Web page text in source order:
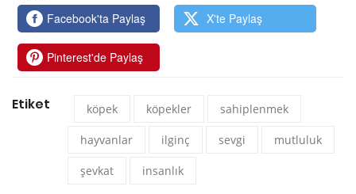
Facebook'ta Paylaş
X'te Paylaş
Pinterest'de Paylaş
Etiket köpek köpekler sahiplenmek
hayvanlar ilginç sevgi mutluluk
şevkat insanlık